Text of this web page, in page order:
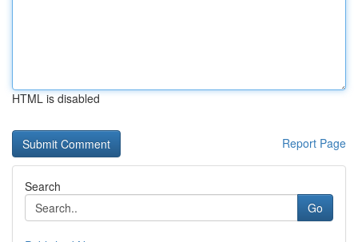
HTML is disabled
Report Page
Search
Go